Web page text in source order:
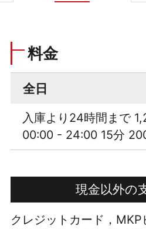
料金
全日
入庫より24時間まで
00:00 - 24:00 15分
現金以外の
クレジットカード，MKP